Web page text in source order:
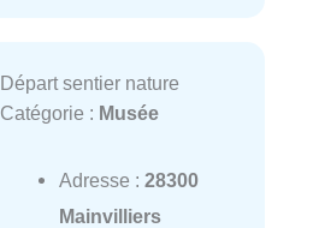
Départ sentier nature
Catégorie : Musée
Adresse : 28300
Mainvilliers